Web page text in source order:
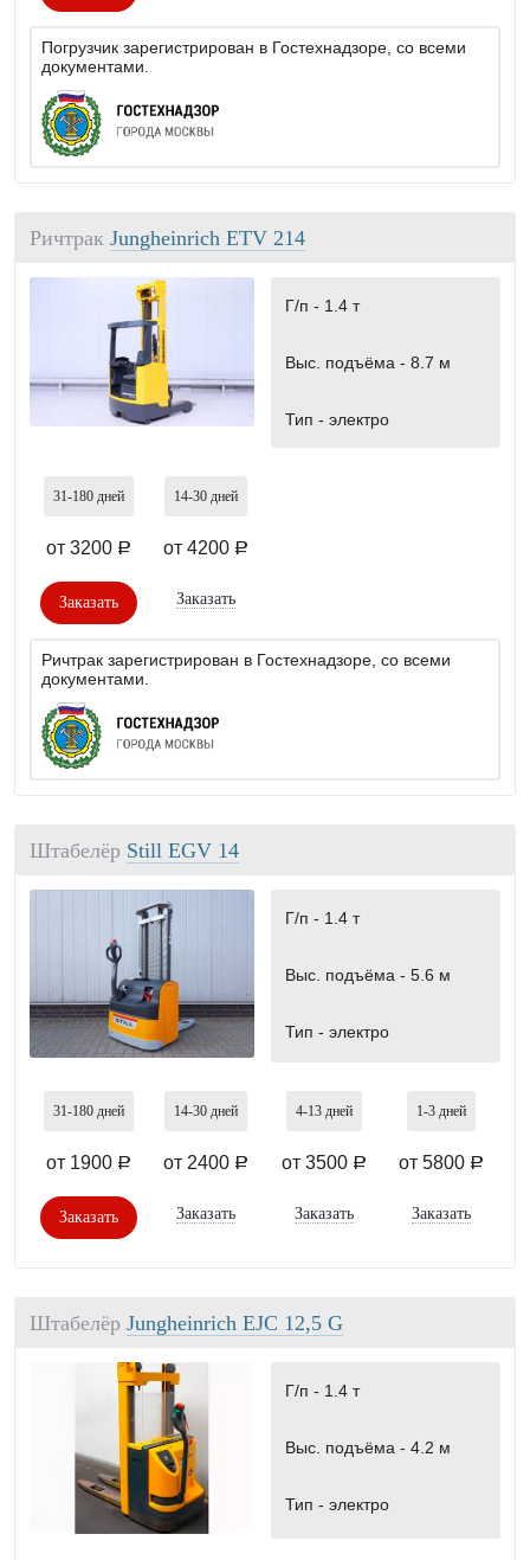
Погрузчик зарегистрирован в Гостехнадзоре, со всеми
документами.
Ричтрак Jungheinrich ETV 214
Г/п - 1.4 т
Выс. подъёма - 8.7 м
Тип - электро
31-180 дней
от 3200 a
Заказать
14-30 дней
от 4200 a
Заказать
Ричтрак зарегистрирован в Гостехнадзоре, со всеми
документами.
Штабелёр Still EGV 14
Г/п - 1.4 т
Выс. подъёма - 5.6 м
Тип - электро
31-180 дней
от 1900 a
Заказать
14-30 дней
от 2400 a
Заказать
4-13 дней
от 3500 a
Заказать
1-3 дней
от 5800 a
Заказать
Штабелёр Jungheinrich EJC 12,5 G
Г/п - 1.4 т
Выс. подъёма - 4.2 м
Тип - электро